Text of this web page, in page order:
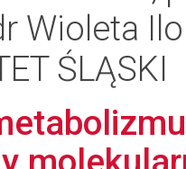
Wioleta
ŚLĄSKI